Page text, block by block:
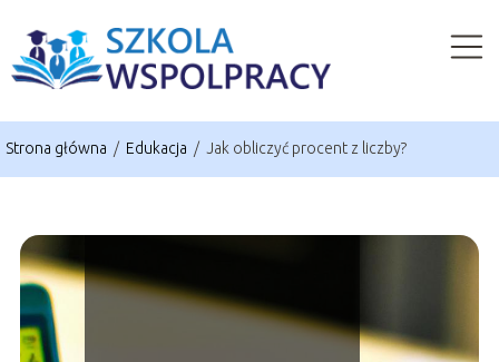
Strona główna / Edukacja / Jak obliczyć procent z liczby?